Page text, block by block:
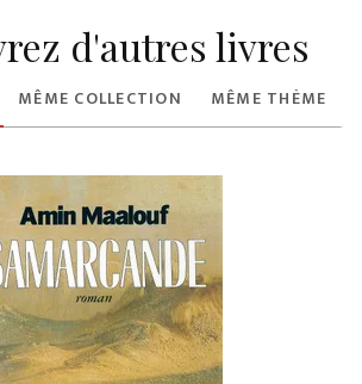
d'autres livres
MÊME COLLECTION MÊME THÈME